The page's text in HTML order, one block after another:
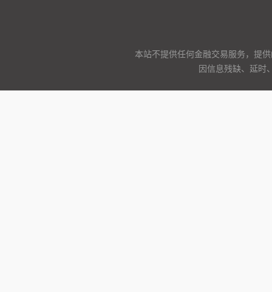
本站不提供任何金融交易服务，提
因信息残缺、延时